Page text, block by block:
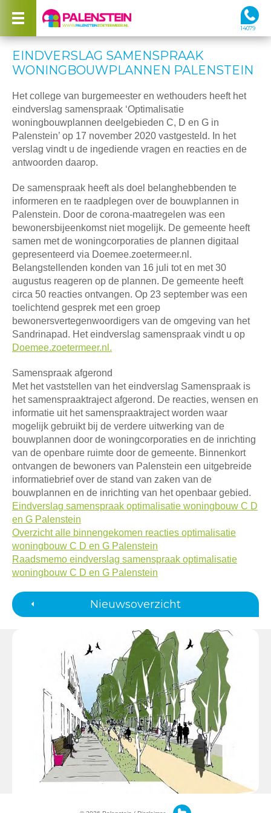
14079
EINDVERSLAG SAMENSPRAAK
WONINGBOUWPLANNEN PALENSTEIN
Het college van burgemeester en wethouders heeft het
eindverslag samenspraak ‘Optimalisatie
woningbouwplannen deelgebieden C, D en G in
Palenstein’ op 17 november 2020 vastgesteld. In het
verslag vindt u de ingediende vragen en reacties en de
antwoorden daarop.
De samenspraak heeft als doel belanghebbenden te
informeren en te raadplegen over de bouwplannen in
Palenstein. Door de corona-maatregelen was een
bewonersbijeenkomst niet mogelijk. De gemeente heeft
samen met de woningcorporaties de plannen digitaal
gepresenteerd via Doemee.zoetermeer.nl.
Belangstellenden konden van 16 juli tot en met 30
augustus reageren op de plannen. De gemeente heeft
circa 50 reacties ontvangen. Op 23 september was een
toelichtend gesprek met een groep
bewonersvertegenwoordigers van de omgeving van het
Sandrinapad. Het eindverslag samenspraak vindt u op
Doemee.zoetermeer.nl.
Samenspraak afgerond
Met het vaststellen van het eindverslag Samenspraak is
het samenspraaktraject afgerond. De reacties, wensen en
informatie uit het samenspraaktraject worden waar
mogelijk gebruikt bij de verdere uitwerking van de
bouwplannen door de woningcorporaties en de inrichting
van de openbare ruimte door de gemeente. Binnenkort
ontvangen de bewoners van Palenstein een uitgebreide
informatiebrief over de stand van zaken van de
bouwplannen en de inrichting van het openbaar gebied.
Eindverslag samenspraak optimalisatie woningbouw C D
en G Palenstein
Overzicht alle binnengekomen reacties optimalisatie
woningbouw C D en G Palenstein
Raadsmemo eindverslag samenspraak optimalisatie
woningbouw C D en G Palenstein
Nieuwsoverzicht